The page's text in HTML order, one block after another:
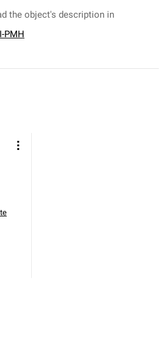
the object's description in
PMH